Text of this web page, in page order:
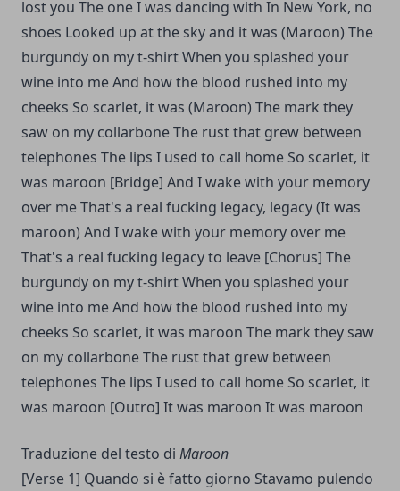
lost you The one I was dancing with In New York, no
shoes Looked up at the sky and it was (Maroon) The
burgundy on my t-shirtWhen you splashed your
wine into me And how the blood rushed into my
cheeks So scarlet, it was (Maroon) The mark they
saw on my collarboneThe rust that grew between
telephones The lips I used to call home So scarlet, it
was maroon [Bridge] And I wake with your memory
over meThat's a real fucking legacy, legacy (It was
maroon) And I wake with your memory over me
That's a real fucking legacy to leave [Chorus] The
burgundy on my t-shirt When you splashed your
wine into me And how the blood rushed into my
cheeks So scarlet, it was maroon The mark they saw
on my collarbone The rust that grew between
telephones The lips I used to call home So scarlet, it
was maroon [Outro] It was maroon It was maroon
Traduzione del testo di Maroon
[Verse 1] Quando si è fatto giorno Stavamo pulendo